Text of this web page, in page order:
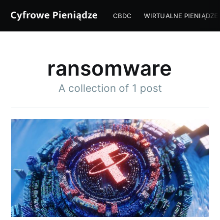
CBDC WIRTUALNE PIENIĄDZE
ransomware
A collection of 1 post